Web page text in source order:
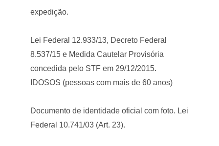
expedição.
Lei Federal 12.933/13, Decreto Federal
8.537/15 e Medida Cautelar Provisória
concedida pelo STF em 29/12/2015.
IDOSOS (pessoas com mais de 60 anos)
Documento de identidade oficial com foto. Lei
Federal 10.741/03 (Art. 23).